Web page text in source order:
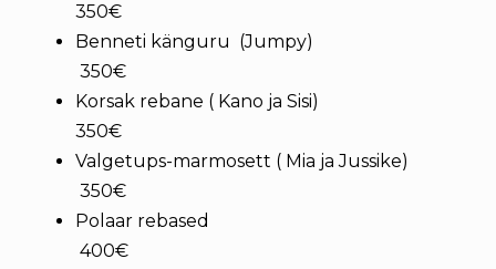
350€
Benneti känguru (Jumpy)
350€
Korsak rebane ( Kano ja Sisi)
350€
Valgetups-marmosett ( Mia ja Jussike)
350€
Polaar rebased
400€